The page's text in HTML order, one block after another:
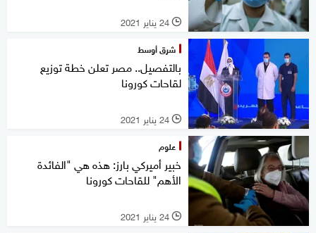
l 24 يناير 2021
شرق أوسط
بالتفصيل.. مصر تعلن خطة توزيع
لقاحات كورونا
l 24 يناير 2021
علوم
خبير أميركي بارز: هذه هي "الفائدة
الأهم" للقاحات كورونا
l 24 يناير 2021